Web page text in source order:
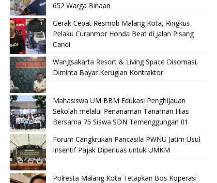
652 Warga Binaan
Gerak Cepat Resmob Malang Kota, Ringkus
Pelaku Curanmor Honda Beat di Jalan Pisang
Candi
Wangsakarta Resort & Living Space Disomasi,
Diminta Bayar Kerugian Kontraktor
Mahasiswa UM BBM Edukasi Penghijauan
Sekolah melalui Penanaman Tanaman Hias
Bersama 75 Siswa SDN Temenggungan 01
Forum Cangkrukan Pancasila PWNU Jatim Usul
Insentif Pajak Diperluas untuk UMKM
Polresta Malang Kota Tetapkan Bos Koperasi